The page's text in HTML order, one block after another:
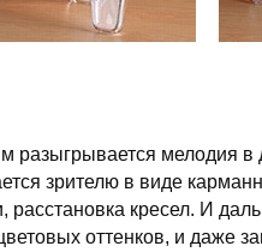
разыгрывается мелодия в
зрителю в виде
кресел. И
оттенков, и даже